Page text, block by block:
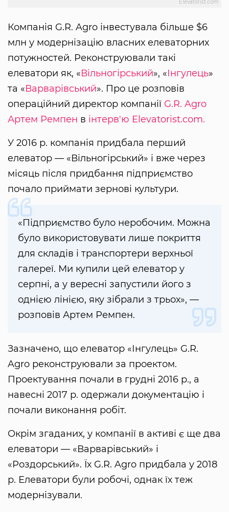
Elevatorist.com
Компанія G.R. Agro інвестувала більше $6
млн у модернізацію власних елеваторних
потужностей. Реконструювали такі
елеватори як, «Вільногірський», «Інгулець»
та «Варварівський». Про це розповів
операційний директор компанії G.R. Agro
Артем Ремпен в інтерв'ю Elevatorist.com.
У 2016 р. компанія придбала перший
елеватор — «Вільногірський» і вже через
місяць після придбання підприємство
почало приймати зернові культури.
«Підприємство було неробочим. Можна
було використовувати лише покриття
для складів і транспортери верхньої
галереї. Ми купили цей елеватор у
серпні, а у вересні запустили його з
однією лінією, яку зібрали з трьох», —
розповів Артем Ремпен.
Зазначено, що елеватор «Інгулець» G.R.
Agro реконструювали за проектом.
Проектування почали в грудні 2016 р., а
навесні 2017 р. одержали документацію і
почали виконання робіт.
Окрім згаданих, у компанії в активі є ще два
елеватори — «Варварівський» і
«Роздорський». Їх G.R. Agro придбала у 2018
р. Елеватори були робочі, однак їх теж
модернізували.